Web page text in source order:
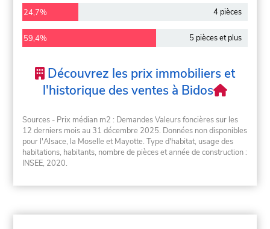
24,7% 4 pièces
59,4% 5 pièces et plus
Découvrez les prix immobiliers et
l'historique des ventes à Bidos
Sources - Prix médian m2 : Demandes Valeurs foncières sur les
12 derniers mois au 31 décembre 2025. Données non disponibles
pour l'Alsace, la Moselle et Mayotte. Type d'habitat, usage des
habitations, habitants, nombre de pièces et année de construction :
INSEE, 2020.